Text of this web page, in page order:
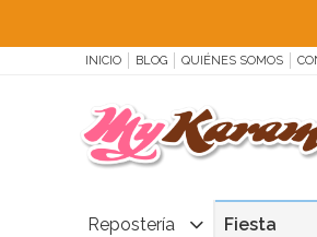
INICIO BLOG QUIÉNES SOMOS
Repostería Fiesta